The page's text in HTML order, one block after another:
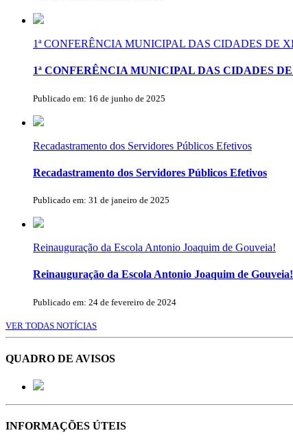
1ª CONFERÊNCIA MUNICIPAL DAS CIDADES DE
1ª CONFERÊNCIA MUNICIPAL DAS CIDADES
Publicado em: 16 de junho de 2025
Recadastramento dos Servidores Públicos Efetivos
Recadastramento dos Servidores Públicos Efetivos
Publicado em: 31 de janeiro de 2025
Reinauguração da Escola Antonio Joaquim de Gouveia!
Reinauguração da Escola Antonio Joaquim de Gouveia!
Publicado em: 24 de fevereiro de 2024
VER TODAS NOTÍCIAS
QUADRO DE AVISOS
INFORMAÇÕES ÚTEIS